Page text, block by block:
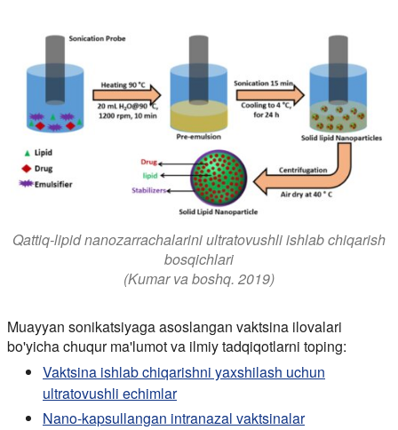
Qattiq-lipid nanozarrachalarini ultratovushli ishlab chiqarish
bosqichlari
(Kumar va boshq. 2019)
Muayyan sonikatsiyaga asoslangan vaktsina ilovalari
bo'yicha chuqur ma'lumot va ilmiy tadqiqotlarni toping:
Vaktsina ishlab chiqarishni yaxshilash uchun
ultratovushli echimlar
Nano-kapsullangan intranazal vaktsinalar